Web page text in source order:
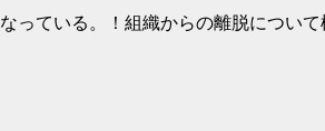
っている。！組織からの離脱につい